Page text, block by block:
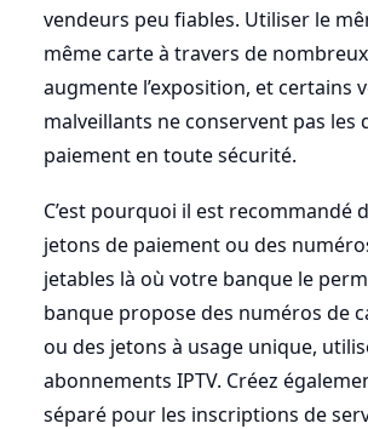
vendeurs peu fiables. Utiliser le
même carte à travers de
augmente l’exposition, et certains
malveillants ne conservent pas les
paiement en toute sécurité.
C’est pourquoi il est recommandé
jetons de paiement ou des
jetables là où votre banque le
banque propose des numéros de
ou des jetons à usage unique,
abonnements IPTV. Créez
séparé pour les inscriptions de